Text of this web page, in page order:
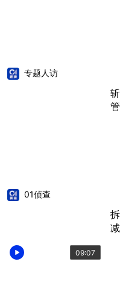
专题人访
09:07
01侦查